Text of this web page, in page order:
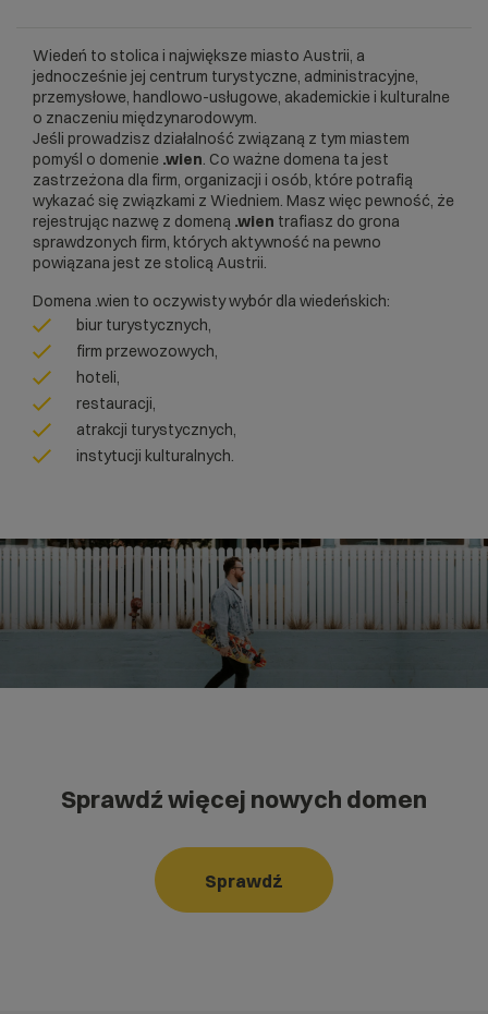
Wiedeń to stolica i największe miasto Austrii, a
jednocześnie jej centrum turystyczne, administracyjne,
przemysłowe, handlowo-usługowe, akademickie i kulturalne
o znaczeniu międzynarodowym.
Jeśli prowadzisz działalność związaną z tym miastem
pomyśl o domenie .wien. Co ważne domena ta jest
zastrzeżona dla firm, organizacji i osób, które potrafią
wykazać się związkami z Wiedniem. Masz więc pewność, że
rejestrując nazwę z domeną .wien trafiasz do grona
sprawdzonych firm, których aktywność na pewno
powiązana jest ze stolicą Austrii.
Domena .wien to oczywisty wybór dla wiedeńskich:
biur turystycznych,
firm przewozowych,
hoteli,
restauracji,
atrakcji turystycznych,
instytucji kulturalnych.
Sprawdź więcej nowych domen
Sprawdź